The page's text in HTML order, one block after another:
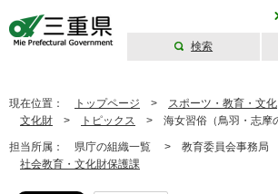
検索
現在位置： トップページ > スポーツ・教育・文化
文化財 > トピックス > 海女習俗（鳥羽・志摩
担当所属： 県庁の組織一覧 > 教育委員会事務
社会教育・文化財保護課